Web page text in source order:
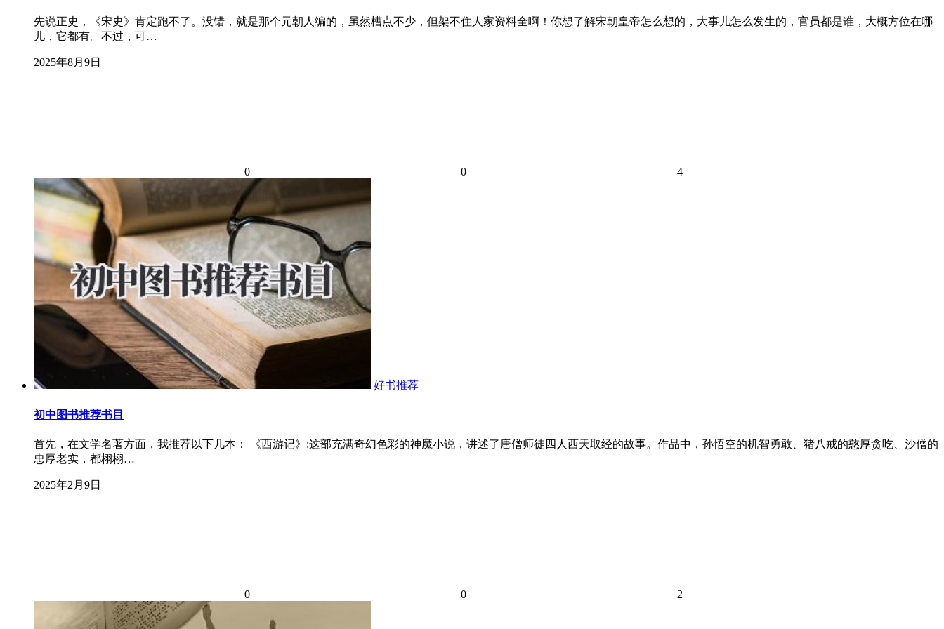
先说正史，《宋史》肯定跑不了。没错，就是那个元朝人编的，虽然槽点不少，但架不住人家资料全啊！你想了解宋朝皇帝怎么想的，大事儿怎么发生的，官员都是谁，大概方位在哪
儿，它都有。不过，可…
2025年8月9日
0 0 4
好书推荐
初中图书推荐书目
首先，在文学名著方面，我推荐以下几本： 《西游记》:这部充满奇幻色彩的神魔小说，讲述了唐僧师徒四人西天取经的故事。作品中，孙悟空的机智勇敢、猪八戒的憨厚贪吃、沙僧的
忠厚老实，都栩栩…
2025年2月9日
0 0 2